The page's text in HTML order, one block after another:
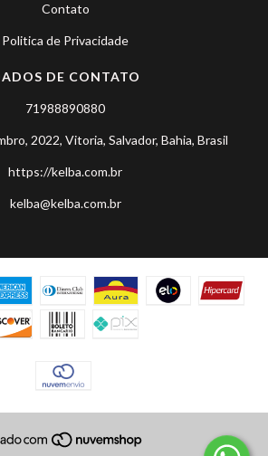
Contato
Politica de Privacidade
DE CONTATO
71988890880
2022, Vitoria, Salvador, Bahia, Brasil
https://kelba.com.br
kelba@kelba.com.br